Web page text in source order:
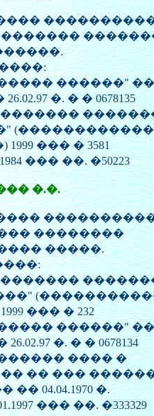
������.
������"
�. � � 0678135
(������������
��� � 3581
��� ��. �50223
�.�.
��������
�����.
��� � 232
������"
�. � � 0678134
���� �
�� ���
04.04.1970 �.
��� ��. �333329